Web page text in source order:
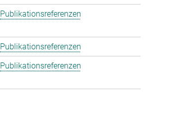
Publikationsreferenzen
Publikationsreferenzen
Publikationsreferenzen